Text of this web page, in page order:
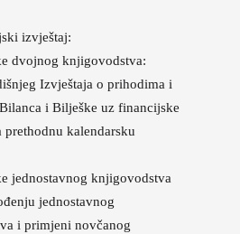
izvještaj:
dvojnog knjigovodstva:
Izvještaja o prihodima i
i Bilješke uz financijske
prethodnu kalendarsku
jednostavnog knjigovodstva
jednostavnog
i primjeni novčanog